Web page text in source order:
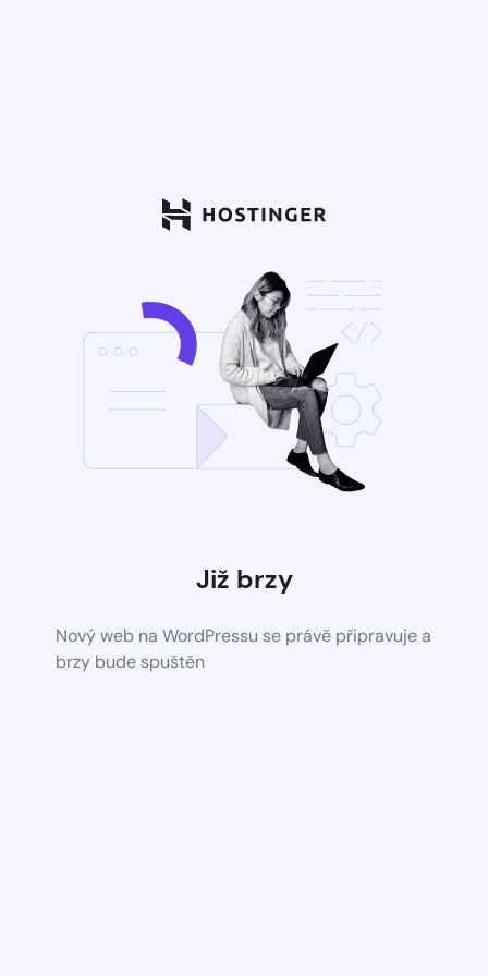
Již brzy
Nový web na WordPressu se právě připravuje a
brzy bude spuštěn